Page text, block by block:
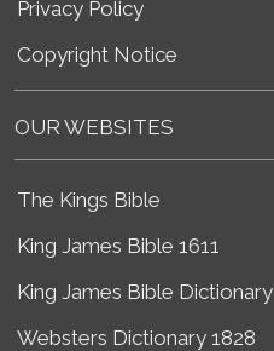
Privacy Policy
Copyright Notice
OUR WEBSITES
The Kings Bible
King James Bible 1611
King James Bible Dictionary
Websters Dictionary 1828